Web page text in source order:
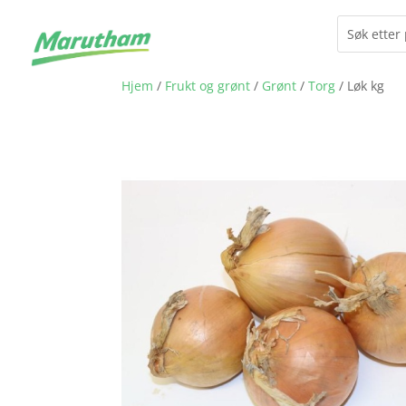
Hjem / Frukt og grønt / Grønt /Torg / Løk kg